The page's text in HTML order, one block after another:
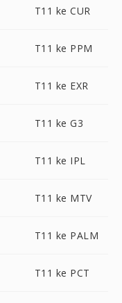
T11 ke CUR
T11 ke PPM
T11 ke EXR
T11 ke G3
T11 ke IPL
T11 ke MTV
T11 ke PALM
T11 ke PCT